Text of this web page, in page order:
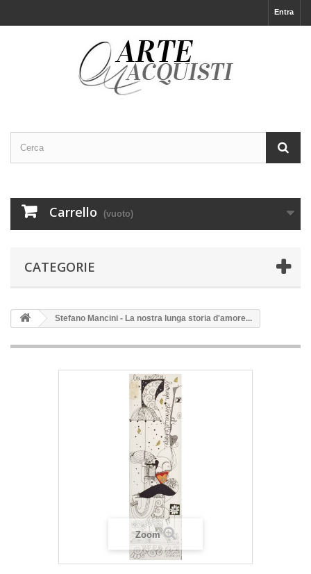
Entra
Carrello (vuoto)
CATEGORIE
Stefano Mancini - La nostra lunga storia d'amore...
Zoom